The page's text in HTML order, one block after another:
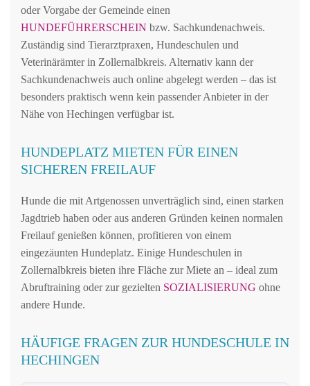
oder Vorgabe der Gemeinde einen
HUNDEFÜHRERSCHEIN bzw. Sachkundenachweis.
Zuständig sind Tierarztpraxen, Hundeschulen und
Veterinärämter in Zollernalbkreis. Alternativ kann der
Sachkundenachweis auch online abgelegt werden – das ist
besonders praktisch wenn kein passender Anbieter in der
Nähe von Hechingen verfügbar ist.
HUNDEPLATZ MIETEN FÜR EINEN
SICHEREN FREILAUF
Hunde die mit Artgenossen unverträglich sind, einen starken
Jagdtrieb haben oder aus anderen Gründen keinen normalen
Freilauf genießen können, profitieren von einem
eingezäunten Hundeplatz. Einige Hundeschulen in
Zollernalbkreis bieten ihre Fläche zur Miete an – ideal zum
Abruftraining oder zur gezielten SOZIALISIERUNG ohne
andere Hunde.
HÄUFIGE FRAGEN ZUR HUNDESCHULE IN
HECHINGEN